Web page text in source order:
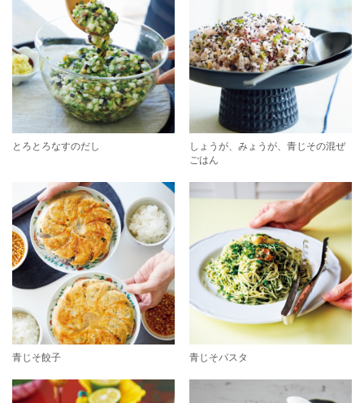
とろとろなすのだし
しょうが、みょうが、青じその混ぜ
ごはん
青じそ餃子 青じそパスタ